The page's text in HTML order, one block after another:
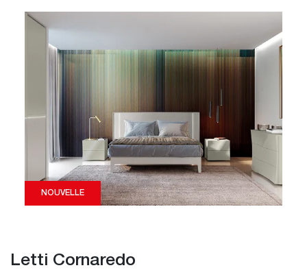
NOUVELLE
Letti Cornaredo